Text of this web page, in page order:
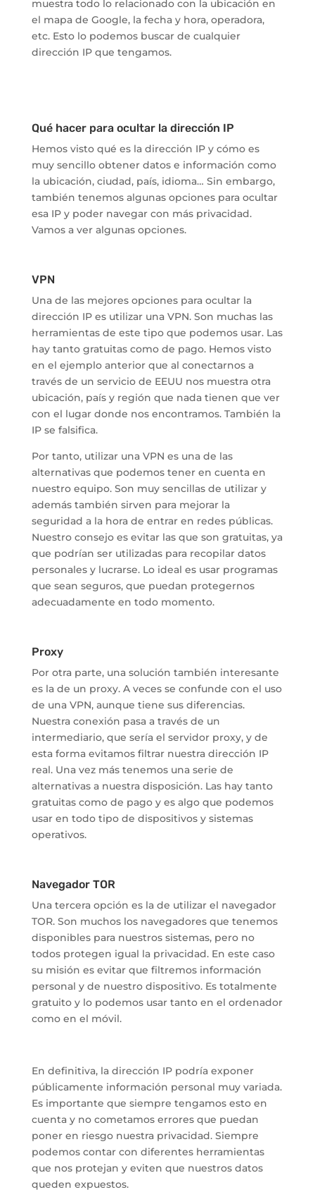
muestra todo lo relacionado con la ubicación en
el mapa de Google, la fecha y hora, operadora,
etc. Esto lo podemos buscar de cualquier
dirección IP que tengamos.
Qué hacer para ocultar la dirección IP
Hemos visto qué es la dirección IP y cómo es
muy sencillo obtener datos e información como
la ubicación, ciudad, país, idioma… Sin embargo,
también tenemos algunas opciones para ocultar
esa IP y poder navegar con más privacidad.
Vamos a ver algunas opciones.
VPN
Una de las mejores opciones para ocultar la
dirección IP es utilizar una VPN. Son muchas las
herramientas de este tipo que podemos usar. Las
hay tanto gratuitas como de pago. Hemos visto
en el ejemplo anterior que al conectarnos a
través de un servicio de EEUU nos muestra otra
ubicación, país y región que nada tienen que ver
con el lugar donde nos encontramos. También la
IP se falsifica.
Por tanto, utilizar una VPN es una de las
alternativas que podemos tener en cuenta en
nuestro equipo. Son muy sencillas de utilizar y
además también sirven para mejorar la
seguridad a la hora de entrar en redes públicas.
Nuestro consejo es evitar las que son gratuitas, ya
que podrían ser utilizadas para recopilar datos
personales y lucrarse. Lo ideal es usar programas
que sean seguros, que puedan protegernos
adecuadamente en todo momento.
Proxy
Por otra parte, una solución también interesante
es la de un proxy. A veces se confunde con el uso
de una VPN, aunque tiene sus diferencias.
Nuestra conexión pasa a través de un
intermediario, que sería el servidor proxy, y de
esta forma evitamos filtrar nuestra dirección IP
real. Una vez más tenemos una serie de
alternativas a nuestra disposición. Las hay tanto
gratuitas como de pago y es algo que podemos
usar en todo tipo de dispositivos y sistemas
operativos.
Navegador TOR
Una tercera opción es la de utilizar el navegador
TOR. Son muchos los navegadores que tenemos
disponibles para nuestros sistemas, pero no
todos protegen igual la privacidad. En este caso
su misión es evitar que filtremos información
personal y de nuestro dispositivo. Es totalmente
gratuito y lo podemos usar tanto en el ordenador
como en el móvil.
En definitiva, la dirección IP podría exponer
públicamente información personal muy variada.
Es importante que siempre tengamos esto en
cuenta y no cometamos errores que puedan
poner en riesgo nuestra privacidad. Siempre
podemos contar con diferentes herramientas
que nos protejan y eviten que nuestros datos
queden expuestos.